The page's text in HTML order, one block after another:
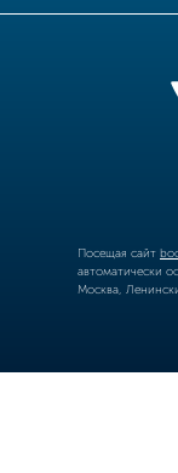
Посещая сайт
автоматически
Москва,